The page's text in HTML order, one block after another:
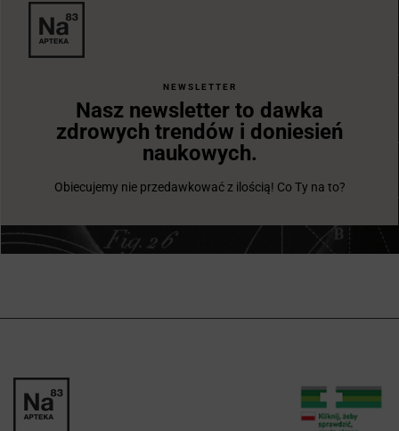
NEWSLETTER
Nasz newsletter to dawka
zdrowych trendów i doniesień
naukowych.
Obiecujemy nie przedawkować z ilością! Co Ty na to?